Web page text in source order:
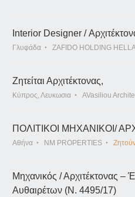
Interior Designer /
Γλυφάδα ZAFIDO HOLDING
Ζητείται Αρχιτέκτονας,
Κύπρος, Λευκωσια AVasiliou
ΠΟΛΙΤΙΚΟΙ ΜΗΧΑΝΙΚΟΙ/
Αθήνα NM PROPERTIES
Μηχανικός / Αρχιτέκτονας –
Αυθαιρέτων (Ν. 4495/17)